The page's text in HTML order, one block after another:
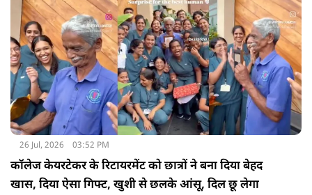
26 Jul, 2026 03:52 PM
कॉलेज केयरटेकर के रिटायरमेंट को छात्रों ने बना दिया बेहद
खास, दिया ऐसा गिफ्ट, खुशी से छलके आंसू, दिल छू लेगा